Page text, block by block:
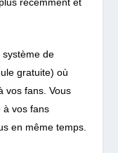
système de
gratuite) où
vos fans. Vous
à vos fans
en même temps.